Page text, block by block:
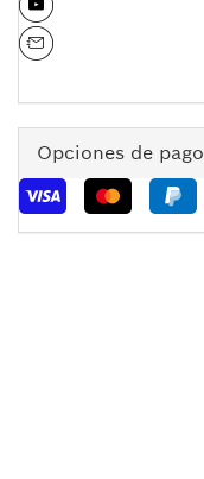
Opciones de pago